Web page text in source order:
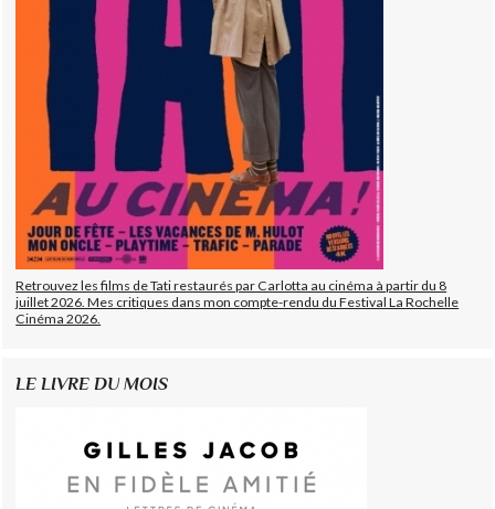
Retrouvez les films de Tati restaurés par Carlotta au cinéma à partir du 8
juillet 2026. Mes critiques dans mon compte-rendu du Festival La Rochelle
Cinéma 2026.
LE LIVRE DU MOIS